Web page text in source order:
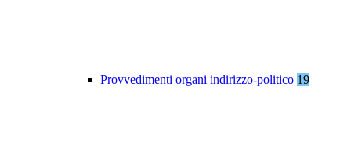
Provvedimenti organi indirizzo-politico 19